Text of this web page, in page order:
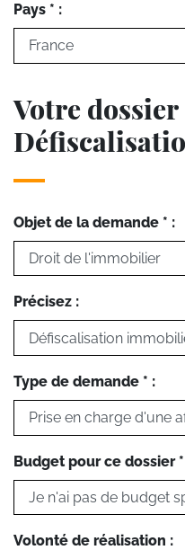
Pays * :
Votre dossier
Objet de la demande * :
Précisez :
Type de demande * :
Budget pour ce dossier
Volonté de réalisation :